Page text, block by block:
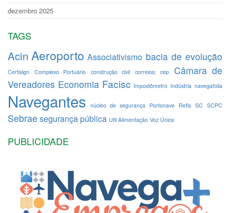
dezembro 2025
TAGS
Acin Aeroporto Associativismo bacia de evolução
Certisign Complexo Portuário construção civil correios; cep
Câmara de
Vereadores Economia Facisc Impostômetro Indústria navegafolia
Navegantes núcleo de segurança Portonave Refis SC SCPC
Sebrae segurança pública Util Alimentação Voz Única
PUBLICIDADE